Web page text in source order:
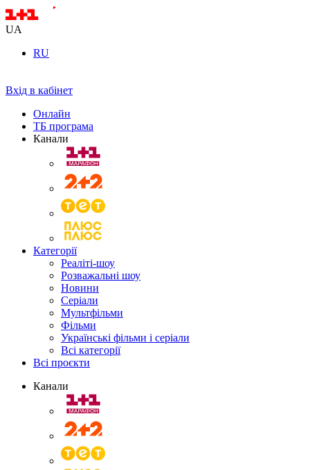
UA
RU
Вхід в кабінет
Онлайн
ТБ програма
Канали
Категорії
Реаліті-шоу
Розважальні шоу
Новини
Серіали
Мультфільми
Фільми
Українські фільми і серіали
Всі категорії
Всі проєкти
Канали